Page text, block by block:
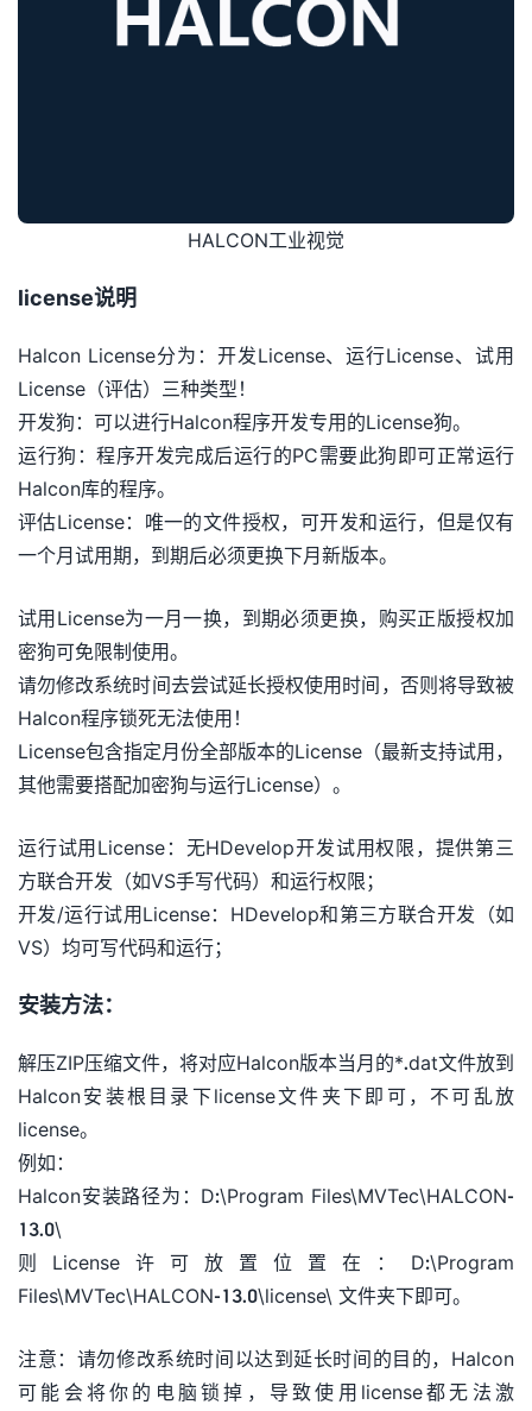
HALCON工业视觉
license说明
Halcon License分为：开发License、运行License、试用
License（评估）三种类型！
开发狗：可以进行Halcon程序开发专用的License狗。
运行狗：程序开发完成后运行的PC需要此狗即可正常运行
Halcon库的程序。
评估License：唯一的文件授权，可开发和运行，但是仅有
一个月试用期，到期后必须更换下月新版本。
试用License为一月一换，到期必须更换，购买正版授权加
密狗可免限制使用。
请勿修改系统时间去尝试延长授权使用时间，否则将导致被
Halcon程序锁死无法使用！
License包含指定月份全部版本的License（最新支持试用，
其他需要搭配加密狗与运行License）。
运行试用License：无HDevelop开发试用权限，提供第三
方联合开发（如VS手写代码）和运行权限；
开发/运行试用License：HDevelop和第三方联合开发（如
VS）均可写代码和运行；
安装方法：
解压ZIP压缩文件，将对应Halcon版本当月的*.dat文件放到
Halcon安装根目录下license文件夹下即可，不可乱放
license。
例如：
Halcon安装路径为：D:\Program Files\MVTec\HALCON-
13.0\
则License许可放置位置在：D:\Program
Files\MVTec\HALCON-13.0\license\ 文件夹下即可。
注意：请勿修改系统时间以达到延长时间的目的，Halcon
可能会将你的电脑锁掉，导致使用license都无法激